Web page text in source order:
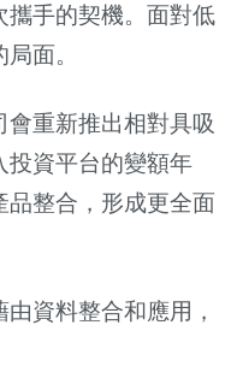
攜手的契機。面對低
面。
重新推出相對具吸
投資平台的變額年
整合，形成更全面
資料整合和應用，